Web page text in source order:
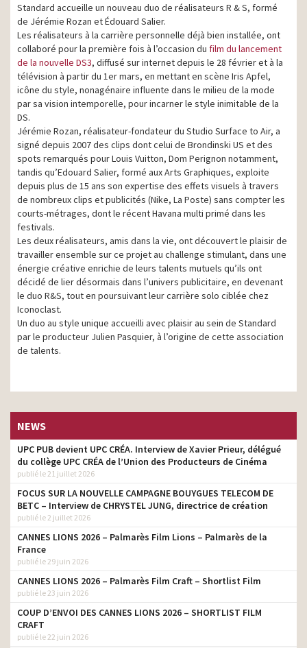
Standard accueille un nouveau duo de réalisateurs R & S, formé
de Jérémie Rozan et Édouard Salier.
Les réalisateurs à la carrière personnelle déjà bien installée, ont
collaboré pour la première fois à l’occasion du film du lancement
de la nouvelle DS3, diffusé sur internet depuis le 28 février et à la
télévision à partir du 1er mars, en mettant en scène Iris Apfel,
icône du style, nonagénaire influente dans le milieu de la mode
par sa vision intemporelle, pour incarner le style inimitable de la
DS.
Jérémie Rozan, réalisateur-fondateur du Studio Surface to Air, a
signé depuis 2007 des clips dont celui de Brondinski US et des
spots remarqués pour Louis Vuitton, Dom Perignon notamment,
tandis qu’Edouard Salier, formé aux Arts Graphiques, exploite
depuis plus de 15 ans son expertise des effets visuels à travers
de nombreux clips et publicités (Nike, La Poste) sans compter les
courts-métrages, dont le récent Havana multi primé dans les
festivals.
Les deux réalisateurs, amis dans la vie, ont découvert le plaisir de
travailler ensemble sur ce projet au challenge stimulant, dans une
énergie créative enrichie de leurs talents mutuels qu’ils ont
décidé de lier désormais dans l’univers publicitaire, en devenant
le duo R&S, tout en poursuivant leur carrière solo ciblée chez
Iconoclast.
Un duo au style unique accueilli avec plaisir au sein de Standard
par le producteur Julien Pasquier, à l’origine de cette association
de talents.
NEWS
UPC PUB devient UPC CRÉA. Interview de Xavier Prieur, délégué
du collège UPC CRÉA de l’Union des Producteurs de Cinéma
publié le 21 juillet 2026
FOCUS SUR LA NOUVELLE CAMPAGNE BOUYGUES TELECOM DE
BETC – Interview de CHRYSTEL JUNG, directrice de création
publié le 2 juillet 2026
CANNES LIONS 2026 – Palmarès Film Lions – Palmarès de la
France
publié le 29 juin 2026
CANNES LIONS 2026 – Palmarès Film Craft – Shortlist Film
publié le 23 juin 2026
COUP D’ENVOI DES CANNES LIONS 2026 – SHORTLIST FILM
CRAFT
publié le 22 juin 2026